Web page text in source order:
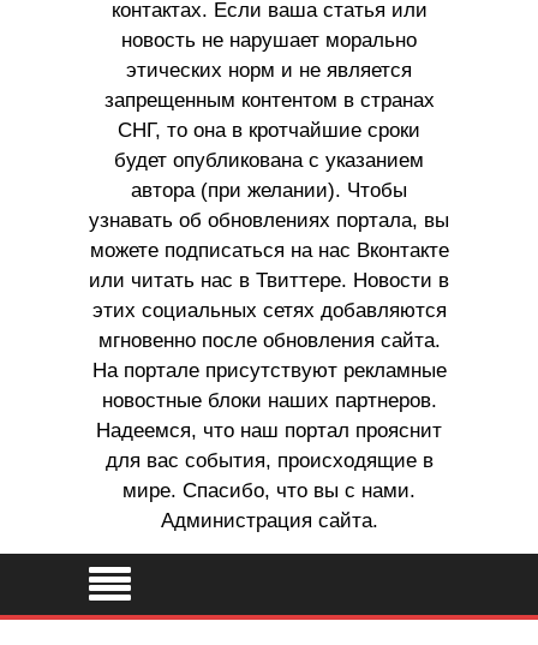
контактах. Если ваша статья или
новость не нарушает морально
этических норм и не является
запрещенным контентом в странах
СНГ, то она в кротчайшие сроки
будет опубликована с указанием
автора (при желании). Чтобы
узнавать об обновлениях портала, вы
можете подписаться на нас Вконтакте
или читать нас в Твиттере. Новости в
этих социальных сетях добавляются
мгновенно после обновления сайта.
На портале присутствуют рекламные
новостные блоки наших партнеров.
Надеемся, что наш портал прояснит
для вас события, происходящие в
мире. Спасибо, что вы с нами.
Администрация сайта.